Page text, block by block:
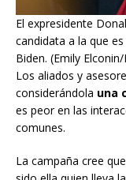
El expresidente
candidata a la que
Biden. (Emily
Los aliados y
considerándola una
es peor en las
comunes.
La campaña cree